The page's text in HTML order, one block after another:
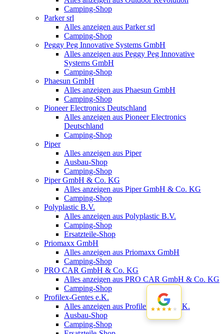
Camping-Shop
Parker srl
Alles anzeigen aus Parker srl
Camping-Shop
Peggy Peg Innovative Systems GmbH
Alles anzeigen aus Peggy Peg Innovative
Systems GmbH
Camping-Shop
Phaesun GmbH
Alles anzeigen aus Phaesun GmbH
Camping-Shop
Pioneer Electronics Deutschland
Alles anzeigen aus Pioneer Electronics
Deutschland
Camping-Shop
Piper
Alles anzeigen aus Piper
Ausbau-Shop
Camping-Shop
Piper GmbH & Co. KG
Alles anzeigen aus Piper GmbH & Co. KG
Camping-Shop
Polyplastic B.V.
Alles anzeigen aus Polyplastic B.V.
Camping-Shop
Ersatzteile-Shop
Priomaxx GmbH
Alles anzeigen aus Priomaxx GmbH
Camping-Shop
PRO CAR GmbH & Co. KG
Alles anzeigen aus PRO CAR GmbH & Co. KG
Camping-Shop
Profilex-Gentes e.K.
Alles anzeigen aus Profilex-Gentes e.K.
Ausbau-Shop
Camping-Shop
★★★★★
★★★★★